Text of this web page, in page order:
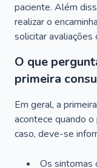
paciente. Além
realizar o
solicitar avaliações
O que
primeira
Em geral, a
acontece quando
caso, deve-se
Os sintomas